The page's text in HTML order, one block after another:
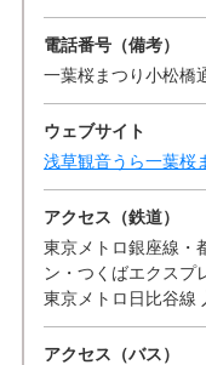
電話番号（備考）
一葉桜まつり小松橋
ウェブサイト
浅草観音うら一葉桜
アクセス（鉄道）
東京メトロ銀座線・
ン・つくばエクスプ
東京メトロ日比谷線
アクセス（バス）